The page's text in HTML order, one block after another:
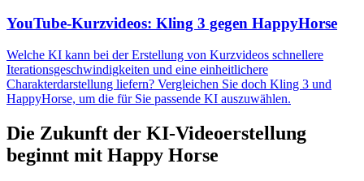
YouTube-Kurzvideos: Kling 3 gegen HappyHorse
Welche KI kann bei der Erstellung von Kurzvideos schnellere
Iterationsgeschwindigkeiten und eine einheitlichere
Charakterdarstellung liefern? Vergleichen Sie doch Kling 3 und
HappyHorse, um die für Sie passende KI auszuwählen.
Die Zukunft der KI-Videoerstellung
beginnt mit Happy Horse